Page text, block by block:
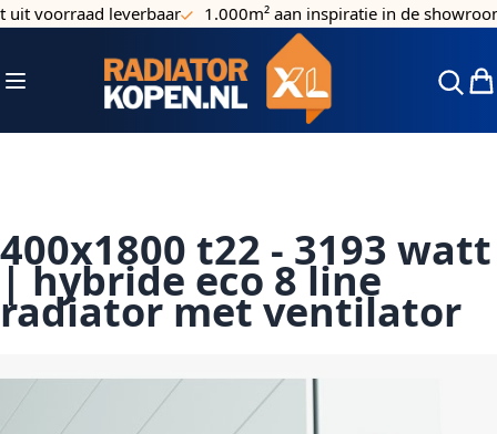
Ga naar de inhoud
voorraad leverbaar 1.000m² aan inspiratie in de showroom
Toggle Nav
400x1800 t22 - 3193 watt
| hybride eco 8 line
radiator met ventilator